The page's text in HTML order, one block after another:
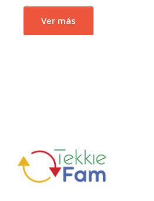
Ver más